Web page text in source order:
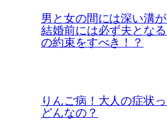
男と女の間には深い溝が
結婚前には必ず夫とな
の約束をすべき！？
りんご病！大人の症状
どんなの？